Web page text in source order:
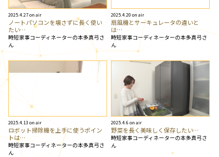
2025.4.27 on air
ノートパソコンを壊さずに長く使い
たい…
時短家事コーディネーターの本多真弓さ
ん
2025.4.20 on air
扇風機とサーキュレータの違いと
は…
時短家事コーディネーターの本多真弓さ
ん
2025.4.13 on air
ロボット掃除機を上手に使うポイン
トは…
時短家事コーディネーターの本多真弓さ
ん
2025.4.6 on air
野菜を長く美味しく保存したい…
時短家事コーディネーターの本多真弓さ
ん